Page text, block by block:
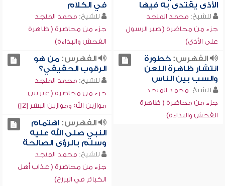
الأذى يقتدى به فيها
للشيخ: محمد المنجد
جزء من محاضرة ( صبر الرسول
على الأذى)
في الكلام
للشيخ: محمد المنجد
جزء من محاضرة ( ظاهرة
الفحش والبذاءة)
الفهرس:خطورة
انتشار ظاهرة اللعن
والسب بين الناس
للشيخ: محمد المنجد
جزء من محاضرة ( ظاهرة
الفحش والبذاءة)
الفهرس:من هو
الرقوب الحقيقي؟
للشيخ: محمد المنجد
جزء من محاضرة ( عبر بين
موازين الله وموازين البشر [2])
الفهرس:اهتمام
النبي صلى الله عليه
وسلم بالرؤى الصالحة
للشيخ: محمد المنجد
جزء من محاضرة ( عذاب أهل
الكبائر في البرزخ)